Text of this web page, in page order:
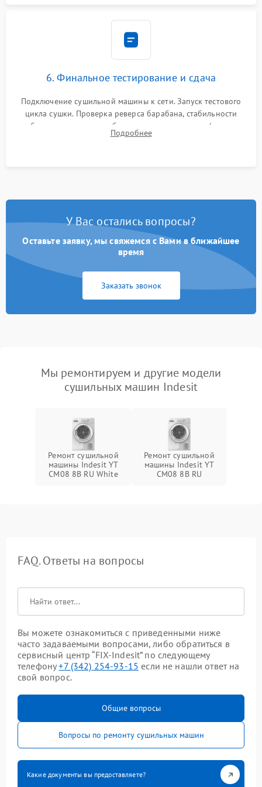
6. Финальное тестирование и сдача
Подключение сушильной машины к сети. Запуск тестового
цикла сушки. Проверка реверса барабана, стабильности
набора температуры, работы дренажного насоса (откачка
конденсата) и отсутствия посторонних скрипов, стуков или
Подробнее
У Вас остались вопросы?
Оставьте заявку, мы свяжемся с Вами в ближайшее
время
Заказать звонок
Мы ремонтируем и другие модели
сушильных машин Indesit
Ремонт сушильной
машины Indesit YT
CM08 8B RU White
Ремонт сушильной
машины Indesit YT
CM08 8B RU
FAQ. Ответы на вопросы
Вы можете ознакомиться с приведенными ниже
часто задаваемыми вопросами, либо обратиться в
сервисный центр “FIX-Indesit” по следующему
телефону+7 (342) 254-93-15 если не нашли ответ на
свой вопрос.
Общие вопросы
Вопросы по ремонту сушильных машин
Какие документы вы предоставляете?